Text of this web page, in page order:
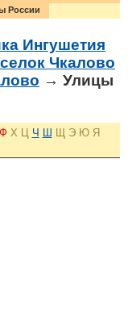
России
Ингушетия
Чкалово
→ Улицы
Ф Х Ц Ч Ш Щ Э Ю Я